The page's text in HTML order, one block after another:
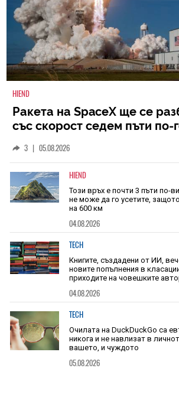
HIEND
Ракета на SpaceX ще се
със скорост седем пъти по-
3 | 05.08.2026
HIEND
Този връх е почти 3 пъти по-
не може да го усетите,
на 600 км
04.08.2026
TECH
Книгите, създадени от ИИ,
новите попълнения в
приходите на човешките
04.08.2026
TECH
Очилата на DuckDuckGo са
никога и не навлизат в
вашето, и чуждото
05.08.2026